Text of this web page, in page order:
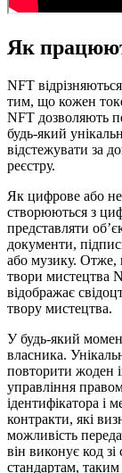
Як
NFT
тим, що кожен
NFT дозволяють
будь-який
відстежувати за
реєстру.
Як цифрове або
створюються з
представляти
документи,
або музику. Отже,
твори мистецтва
відображає
твору мистецтва.
У будь-який
власника.
повторити жоден
управління
ідентифікатора і
контракти, які
можливість
він виконує код зі
стандартам, таким